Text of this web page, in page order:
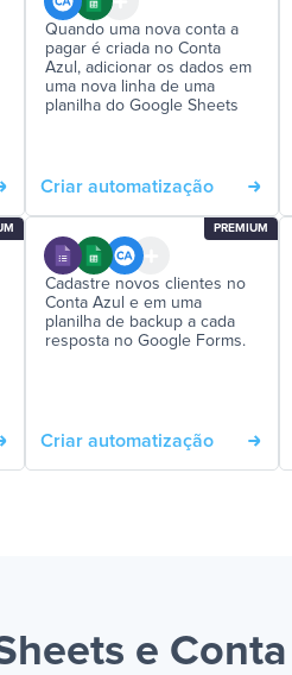
Quando uma nova conta a
pagar é criada no Conta
Azul, adicionar os dados em
uma nova linha de uma
planilha do Google Sheets
Criar automatização
PREMIUM
Cadastre novos clientes no
Conta Azul e em uma
planilha de backup a cada
resposta no Google Forms.
Criar automatização
e Conta